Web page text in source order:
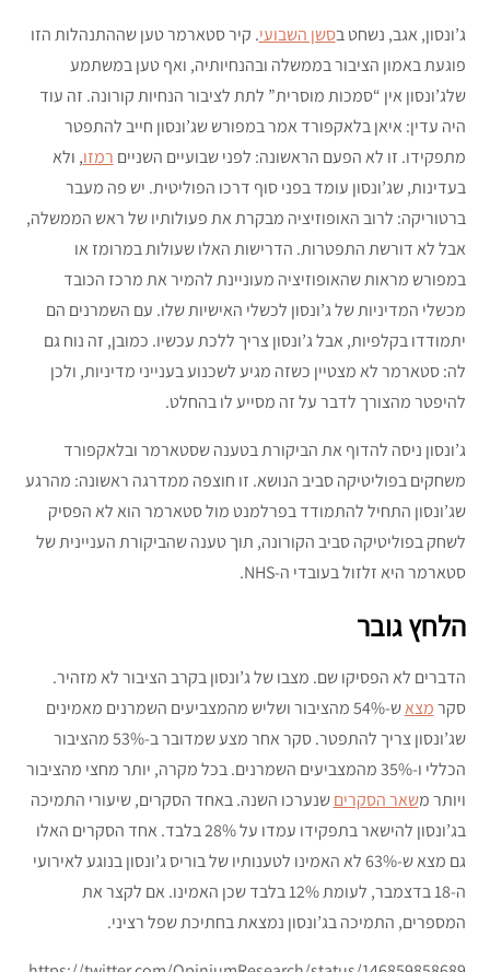
ג’ונסון, אגב, נשחט בסשן השבועי. קיר סטארמר טען שההתנהלות הזו
פוגעת באמון הציבור בממשלה ובהנחיותיה, ואף טען במשתמע
שלג’ונסון אין “סמכות מוסרית” לתת לציבור הנחיות קורונה. זה עוד
היה עדין: איאן בלאקפורד אמר במפורש שג’ונסון חייב להתפטר
מתפקידו. זו לא הפעם הראשונה: לפני שבועיים השניים רמזו, ולא
בעדינות, שג’ונסון עומד בפני סוף דרכו הפוליטית. יש פה מעבר
ברטוריקה: לרוב האופוזיציה מבקרת את פעולותיו של ראש הממשלה,
אבל לא דורשת התפטרות. הדרישות האלו שעולות במרומז או
במפורש מראות שהאופוזיציה מעוניינת להמיר את מרכז הכובד
מכשלי המדיניות של ג’ונסון לכשלי האישיות שלו. עם השמרנים הם
יתמודדו בקלפיות, אבל ג’ונסון צריך ללכת עכשיו. כמובן, זה נוח גם
לה: סטארמר לא מצטיין כשזה מגיע לשכנוע בענייני מדיניות, ולכן
להיפטר מהצורך לדבר על זה מסייע לו בהחלט.
ג’ונסון ניסה להדוף את הביקורת בטענה שסטארמר ובלאקפורד
משחקים בפוליטיקה סביב הנושא. זו חוצפה ממדרגה ראשונה: מהרגע
שג’ונסון התחיל להתמודד בפרלמנט מול סטארמר הוא לא הפסיק
לשחק בפוליטיקה סביב הקורונה, תוך טענה שהביקורת העניינית של
סטארמר היא זלזול בעובדי ה-NHS.
הלחץ גובר
הדברים לא הפסיקו שם. מצבו של ג’ונסון בקרב הציבור לא מזהיר.
סקרמצא
ש-54% מהציבור ושליש מהמצביעים השמרנים מאמינים
שג’ונסון צריך להתפטר. סקר אחר מצע שמדובר ב-53% מהציבור
הכללי ו-35% מהמצביעים השמרנים. בכל מקרה, יותר מחצי מהציבור
ויותר משאר הסקריםשנערכו השנה. באחד הסקרים, שיעורי התמיכה
בג’ונסון להישאר בתפקידו עמדו על 28% בלבד. אחד הסקרים האלו
גם מצא ש-63% לא האמינו לטענותיו של בוריס ג’ונסון בנוגע לאירועי
ה-18 בדצמבר, לעומת 12% בלבד שכן האמינו. אם לקצר את
המספרים, התמיכה בג’ונסון נמצאת בחתיכת שפל רציני.